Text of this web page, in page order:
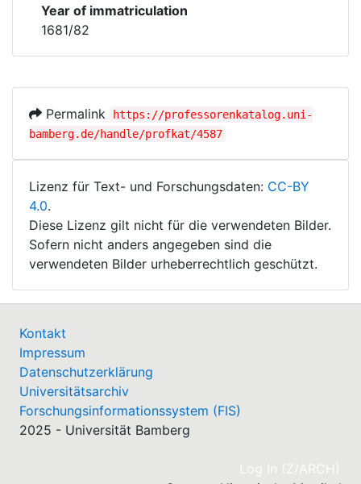
Year of immatriculation
1681/82
Permalink
https://professorenkatalog.uni-
bamberg.de/handle/profkat/4587
Lizenz für Text- und Forschungsdaten: CC-BY
4.0.
Diese Lizenz gilt nicht für die verwendeten Bilder.
Sofern nicht anders angegeben sind die
verwendeten Bilder urheberrechtlich geschützt.
Kontakt
Impressum
Datenschutzerklärung
Universitätsarchiv
Forschungsinformationssystem (FIS)
2025 - Universität Bamberg
Log In (Z/ARCH)